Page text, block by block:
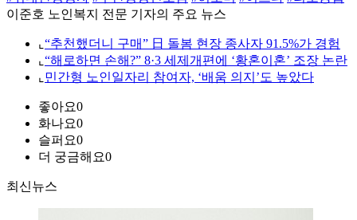
이준호 노인복지 전문 기자의 주요 뉴스
⌞ “추천했더니 구매” 日 돌봄 현장 종사자 91.5%가 경험
⌞ “해로하면 손해?” 8·3 세제개편에 ‘황혼이혼’ 조장 논란
⌞ 민간형 노인일자리 참여자, ‘배움 의지’도 높았다
좋아요0
화나요0
슬퍼요0
더 궁금해요0
최신뉴스